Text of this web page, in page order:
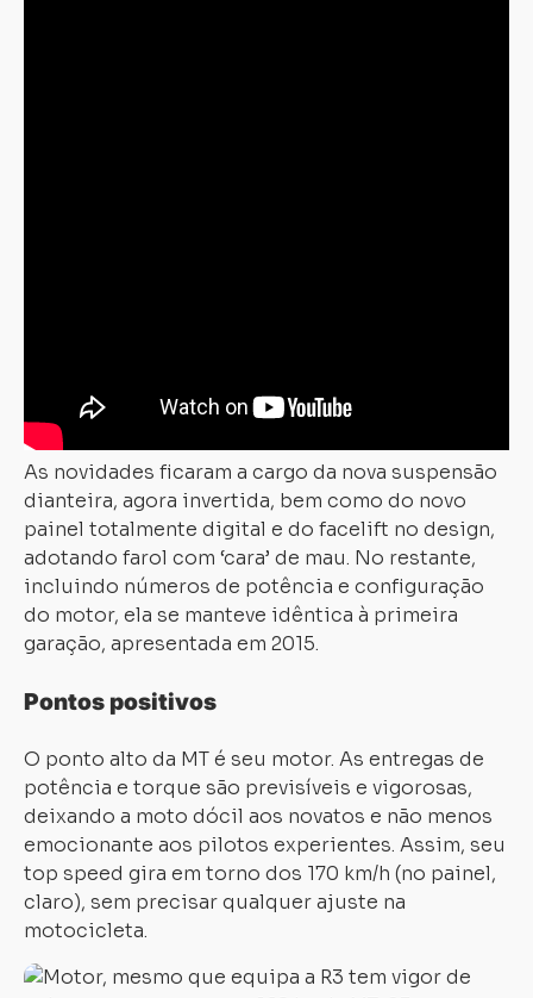
As novidades ficaram a cargo da nova suspensão
dianteira, agora invertida, bem como do novo
painel totalmente digital e do facelift no design,
adotando farol com ‘cara’ de mau. No restante,
incluindo números de potência e configuração
do motor, ela se manteve idêntica à primeira
garação, apresentada em 2015.
Pontos positivos
O ponto alto da MT é seu motor. As entregas de
potência e torque são previsíveis e vigorosas,
deixando a moto dócil aos novatos e não menos
emocionante aos pilotos experientes. Assim, seu
top speed gira em torno dos 170 km/h (no painel,
claro), sem precisar qualquer ajuste na
motocicleta.